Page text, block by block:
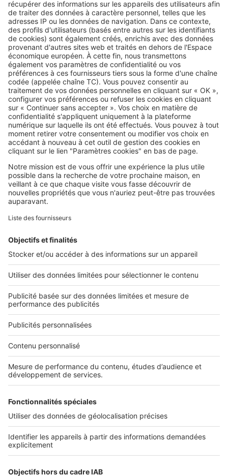
Image
Conseils d'experts
Frigo : ce simple nettoyage oublié
peut faire chuter votre facture
d’électricité
SeLoger c'est aussi
Retrouvez-nous sur ...
L'ENTREPRISE
Qui sommes-nous ?
Nous contacter
Nous recrutons
NOS APPLICATIONS
Découvrez nos applications
Tous nos services pro
Accès client
Mes annonces sur SeLoger
À DÉCOUVRIR